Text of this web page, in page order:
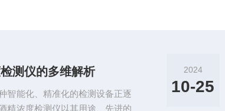
测仪的多维解析
智能化、精准化的检测设备正逐
精浓度检测仪以其用途、先进的
2024
10-25